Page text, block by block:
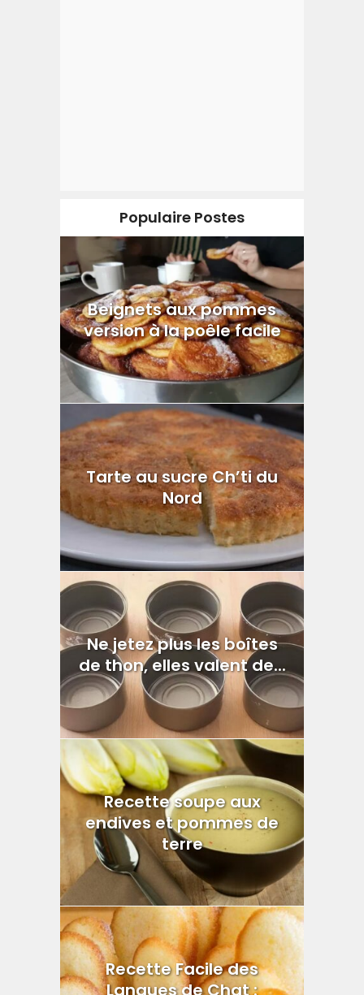
Populaire Postes
Beignets aux pommes
version à la poêle facile
Tarte au sucre Ch’ti du
Nord
Ne jetez plus les boîtes
de thon, elles valent de...
Recette soupe aux
endives et pommes de
terre
Recette Facile des
Langues de Chat :